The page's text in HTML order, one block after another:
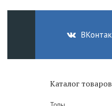
Каталог товаров